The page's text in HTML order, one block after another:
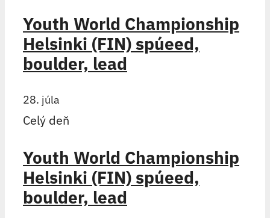
Youth World Championship
Helsinki (FIN) spúeed,
boulder, lead
28. júla
Celý deň
Youth World Championship
Helsinki (FIN) spúeed,
boulder, lead